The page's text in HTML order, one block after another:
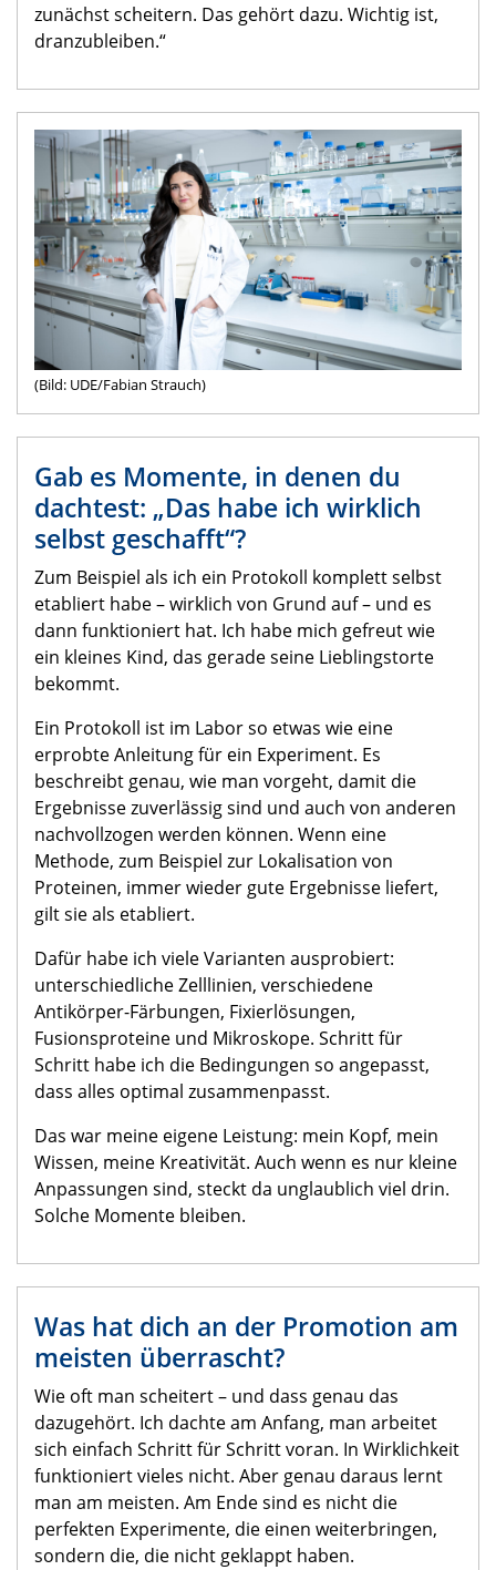
zunächst scheitern. Das gehört dazu. Wichtig ist,
dranzubleiben.“
(Bild: UDE/Fabian Strauch)
Gab es Momente, in denen du
dachtest: „Das habe ich wirklich
selbst geschafft“?
Zum Beispiel als ich ein Protokoll komplett selbst
etabliert habe – wirklich von Grund auf – und es
dann funktioniert hat. Ich habe mich gefreut wie
ein kleines Kind, das gerade seine Lieblingstorte
bekommt.
Ein Protokoll ist im Labor so etwas wie eine
erprobte Anleitung für ein Experiment. Es
beschreibt genau, wie man vorgeht, damit die
Ergebnisse zuverlässig sind und auch von anderen
nachvollzogen werden können. Wenn eine
Methode, zum Beispiel zur Lokalisation von
Proteinen, immer wieder gute Ergebnisse liefert,
gilt sie als etabliert.
Dafür habe ich viele Varianten ausprobiert:
unterschiedliche Zelllinien, verschiedene
Antikörper-Färbungen, Fixierlösungen,
Fusionsproteine und Mikroskope. Schritt für
Schritt habe ich die Bedingungen so angepasst,
dass alles optimal zusammenpasst.
Das war meine eigene Leistung: mein Kopf, mein
Wissen, meine Kreativität. Auch wenn es nur kleine
Anpassungen sind, steckt da unglaublich viel drin.
Solche Momente bleiben.
Was hat dich an der Promotion am
meisten überrascht?
Wie oft man scheitert – und dass genau das
dazugehört. Ich dachte am Anfang, man arbeitet
sich einfach Schritt für Schritt voran. In Wirklichkeit
funktioniert vieles nicht. Aber genau daraus lernt
man am meisten. Am Ende sind es nicht die
perfekten Experimente, die einen weiterbringen,
sondern die, die nicht geklappt haben.